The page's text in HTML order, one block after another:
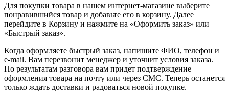
Для покупки товара в нашем интернет-магазине выберите
понравившийся товар и добавьте его в корзину. Далее
перейдите в Корзину и нажмите на «Оформить заказ» или
«Быстрый заказ».
Когда оформляете быстрый заказ, напишите ФИО, телефон и
e-mail. Вам перезвонит менеджер и уточнит условия заказа.
По результатам разговора вам придет подтверждение
оформления товара на почту или через СМС. Теперь останется
только ждать доставки и радоваться новой покупке.